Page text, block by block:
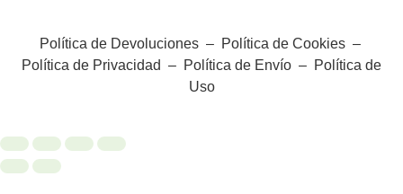
Política de Devoluciones– Política de Cookies–
Política de Privacidad – Política de Envío – Política de
Uso